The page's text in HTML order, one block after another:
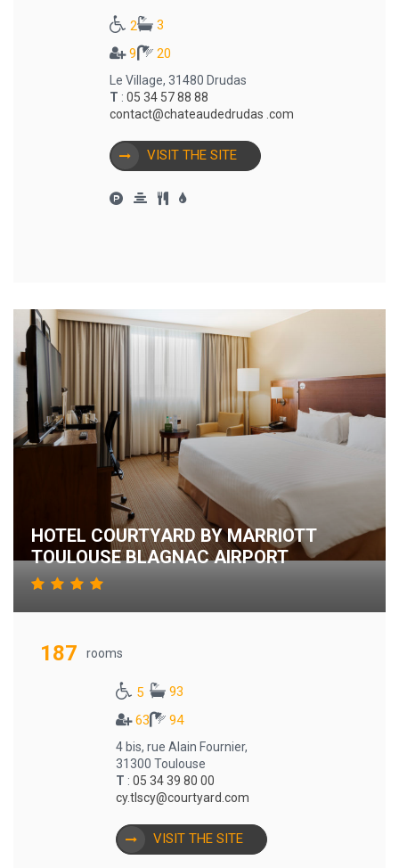
2
3
9
20
Le Village, 31480 Drudas
T : 05 34 57 88 88
contact@chateaudedrudas .com
VISIT THE SITE
HOTEL COURTYARD BY MARRIOTT
TOULOUSE BLAGNAC AIRPORT
187 rooms
5
93
63
94
4 bis, rue Alain Fournier,
31300 Toulouse
T : 05 34 39 80 00
cy.tlscy@courtyard.com
VISIT THE SITE